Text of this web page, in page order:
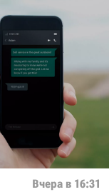
Вчера в 16:31